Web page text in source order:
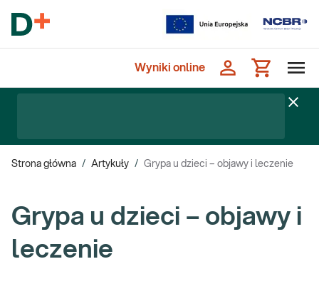
Wyniki online
Strona główna / Artykuły / Grypa u dzieci – objawy i leczenie
Grypa u dzieci – objawy i
leczenie